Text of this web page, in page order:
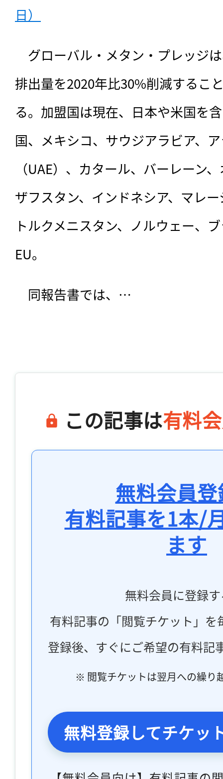
日）
グローバル・メタン・プレッジ
排出量を2020年比30%削減するこ
る。加盟国は現在、日本や米国を
国、メキシコ、サウジアラビア、
（UAE）、カタール、バーレーン
ザフスタン、インドネシア、マレ
トルクメニスタン、ノルウェー、
EU。
同報告書では、…
この記事は有料
無料会員
有料記事を1本/
ます
無料会員に登録
有料記事の「閲覧チケット」
登録後、すぐにご希望の有料記
※ 閲覧チケットは翌月への繰り
無料登録してチケッ